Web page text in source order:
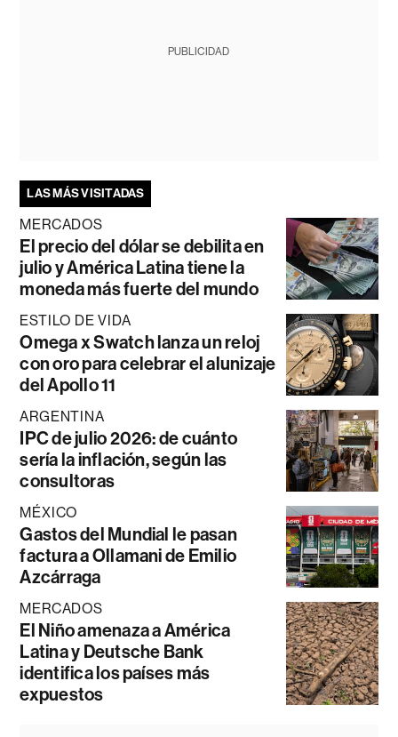
PUBLICIDAD
LAS MÁS VISITADAS
MERCADOS
El precio del dólar se debilita en
julio y América Latina tiene la
moneda más fuerte del mundo
ESTILO DE VIDA
Omega x Swatch lanza un reloj
con oro para celebrar el alunizaje
del Apollo 11
ARGENTINA
IPC de julio 2026: de cuánto
sería la inflación, según las
consultoras
MÉXICO
Gastos del Mundial le pasan
factura a Ollamani de Emilio
Azcárraga
MERCADOS
El Niño amenaza a América
Latina y Deutsche Bank
identifica los países más
expuestos